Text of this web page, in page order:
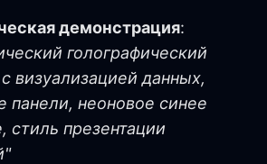
демонстрация:
голографический
визуализацией данных,
панели, неоновое синее
стиль презентации